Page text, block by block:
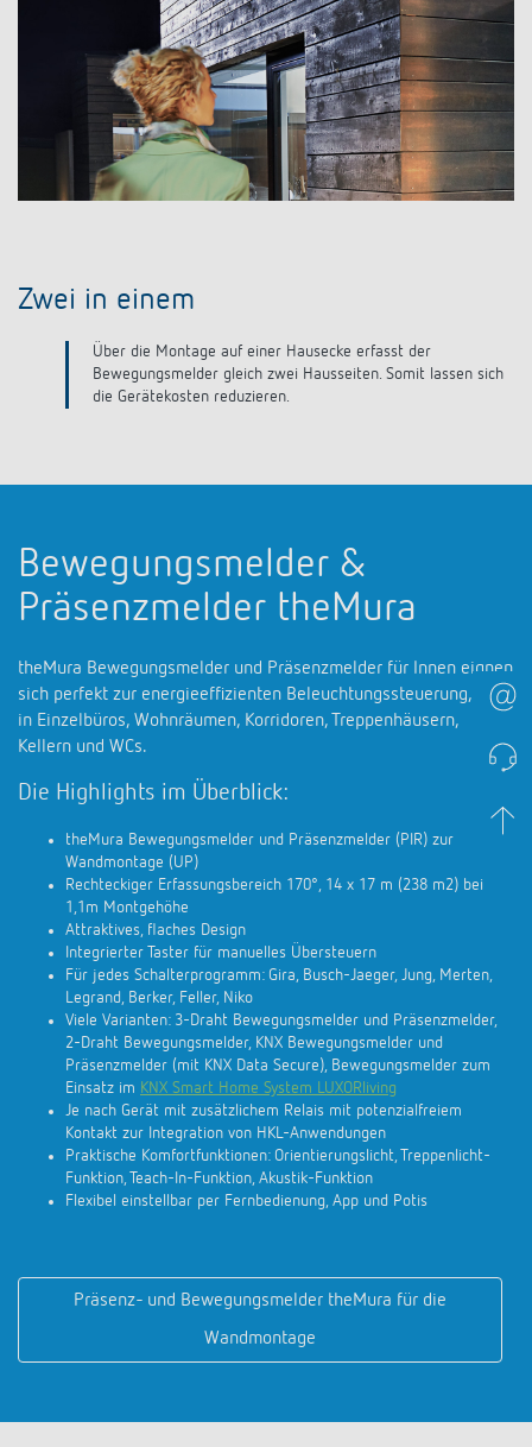
Zwei in einem
Über die Montage auf einer Hausecke erfasst der
Bewegungsmelder gleich zwei Hausseiten. Somit lassen sich
die Gerätekosten reduzieren.
Bewegungsmelder &
Präsenzmelder theMura
theMura Bewegungsmelder und Präsenzmelder für Innen eignen
sich perfekt zur energieeffizienten Beleuchtungssteuerung, z.B.
in Einzelbüros, Wohnräumen, Korridoren, Treppenhäusern,
Kellern und WCs.
Die Highlights im Überblick:
theMura Bewegungsmelder und Präsenzmelder (PIR) zur
Wandmontage (UP)
Rechteckiger Erfassungsbereich 170°, 14 x 17 m (238 m2) bei
1,1m Montgehöhe
Attraktives, flaches Design
Integrierter Taster für manuelles Übersteuern
Für jedes Schalterprogramm: Gira, Busch-Jaeger, Jung, Merten,
Legrand, Berker, Feller, Niko
Viele Varianten: 3-Draht Bewegungsmelder und Präsenzmelder,
2-Draht Bewegungsmelder, KNX Bewegungsmelder und
Präsenzmelder (mit KNX Data Secure), Bewegungsmelder zum
Einsatz im KNX Smart Home System LUXORliving
Je nach Gerät mit zusätzlichem Relais mit potenzialfreiem
Kontakt zur Integration von HKL-Anwendungen
Praktische Komfortfunktionen: Orientierungslicht, Treppenlicht-
Funktion, Teach-In-Funktion, Akustik-Funktion
Flexibel einstellbar per Fernbedienung, App und Potis
Präsenz- und Bewegungsmelder theMura für die
Wandmontage